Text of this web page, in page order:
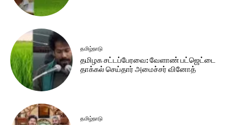
தமிழ்நாடு
தமிழக சட்​டப்​பேர​வை: வேளாண் பட்​ஜெட்டை
தாக்கல் செய்தார் அமைச்சர் வினோத்
தமிழ்நாடு